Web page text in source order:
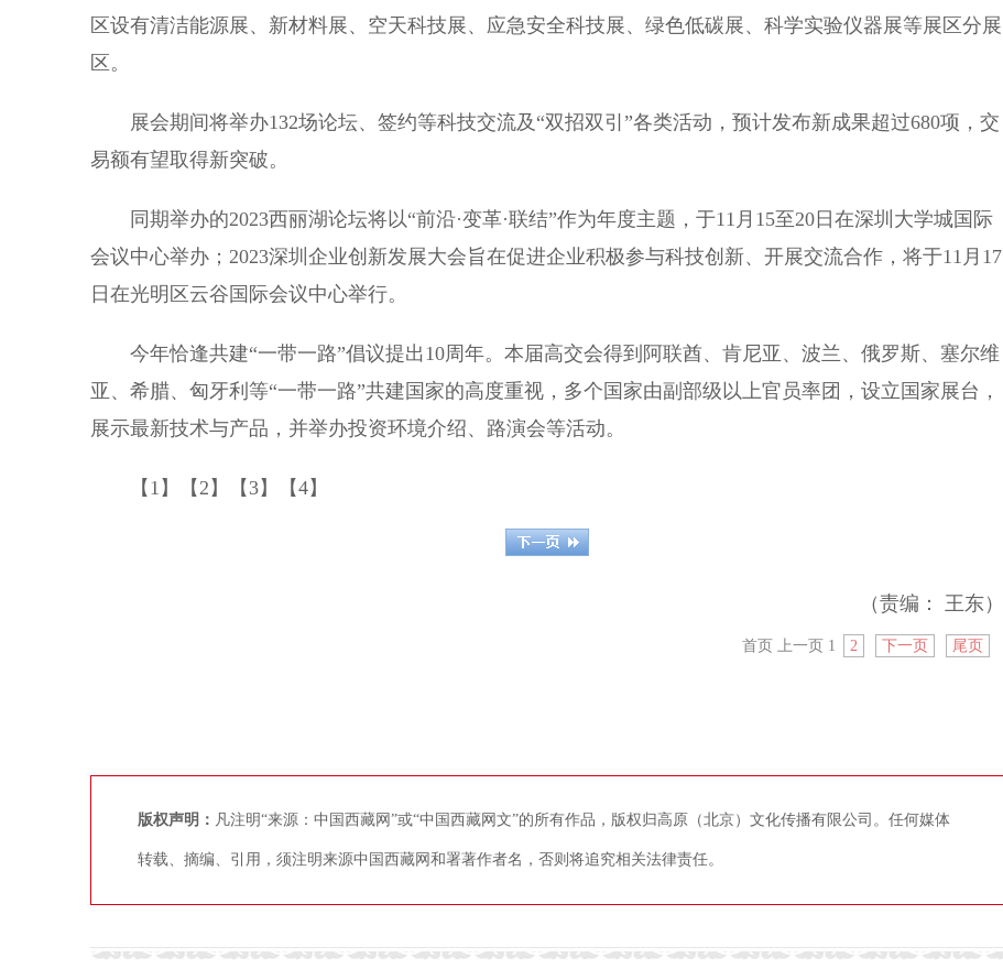
区设有清洁能源展、新材料展、空天科技展、应急安全科技展、绿色低碳展、科学实验仪器展等展区分展
区。
展会期间将举办132场论坛、签约等科技交流及“双招双引”各类活动，预计发布新成果超过680项，交
易额有望取得新突破。
同期举办的2023西丽湖论坛将以“前沿·变革·联结”作为年度主题，于11月15至20日在深圳大学城国际
会议中心举办；2023深圳企业创新发展大会旨在促进企业积极参与科技创新、开展交流合作，将于11月17
日在光明区云谷国际会议中心举行。
今年恰逢共建“一带一路”倡议提出10周年。本届高交会得到阿联酋、肯尼亚、波兰、俄罗斯、塞尔维
亚、希腊、匈牙利等“一带一路”共建国家的高度重视，多个国家由副部级以上官员率团，设立国家展台，
展示最新技术与产品，并举办投资环境介绍、路演会等活动。
【1】【2】【3】【4】
（责编： 王东）
首页 上一页 1 2 下一页 尾页
版权声明： 凡注明“来源：中国西藏网”或“中国西藏网文”的所有作品，版权归高原（北京）文化传播有限公司。任何媒体
转载、摘编、引用，须注明来源中国西藏网和署著作者名，否则将追究相关法律责任。